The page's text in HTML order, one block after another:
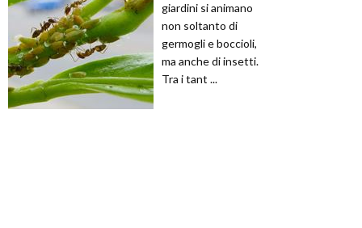
giardini si animano
non soltanto di
germogli e boccioli,
ma anche di insetti.
Tra i tant ...